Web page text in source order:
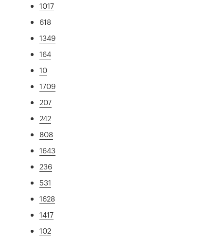
1017
618
1349
164
10
1709
207
242
808
1643
236
531
1628
1417
102